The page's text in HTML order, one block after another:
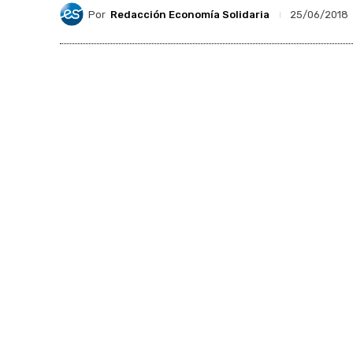
Por Redacción Economía Solidaria 25/06/2018